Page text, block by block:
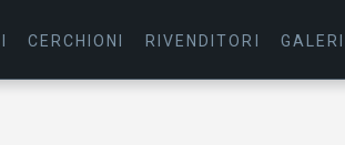
CERCHIONI RIVENDITORI